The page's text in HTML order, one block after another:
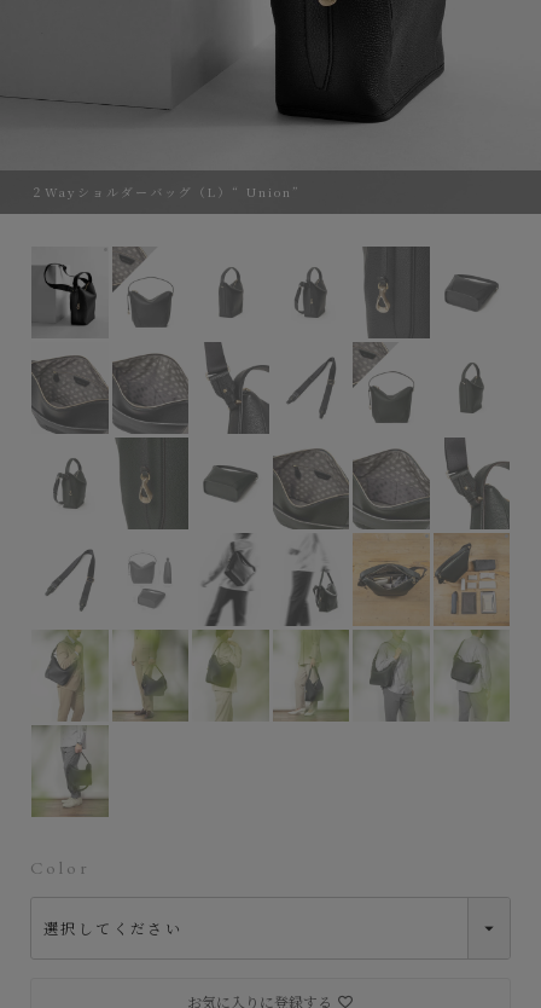
２Wayショルダーバッグ（L）“ Union”
２Wayショルダーバッグ（L）“ Union”
収納量の参考
Color
お気に入りに登録する